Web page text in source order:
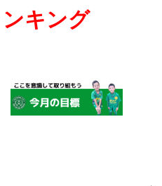
キング